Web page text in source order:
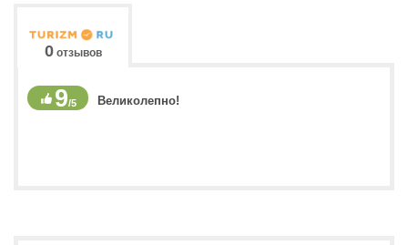
0отзывов
9/5 Великолепно!